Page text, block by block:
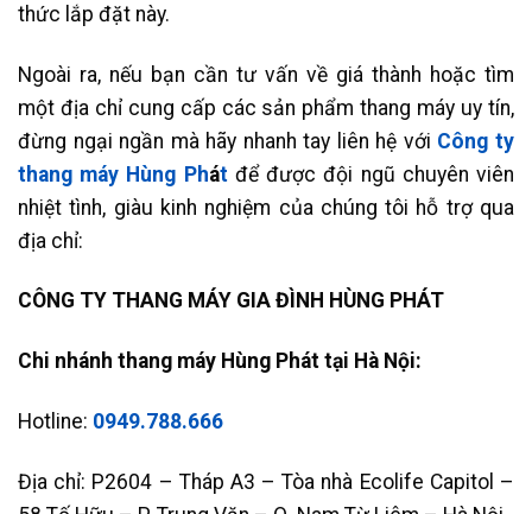
thức lắp đặt này.
Ngoài ra, nếu bạn cần tư vấn về giá thành hoặc tìm
một địa chỉ cung cấp các sản phẩm thang máy uy tín,
đừng ngại ngần mà hãy nhanh tay liên hệ với Công ty
thang máy Hùng Phátđể được đội ngũ chuyên viên
nhiệt tình, giàu kinh nghiệm của chúng tôi hỗ trợ qua
địa chỉ:
CÔNG TY THANG MÁY GIA ĐÌNH HÙNG PHÁT
Chi nhánh thang máy Hùng Phát tại Hà Nội:
Hotline: 0949.788.666
Địa chỉ: P2604 – Tháp A3 – Tòa nhà Ecolife Capitol –